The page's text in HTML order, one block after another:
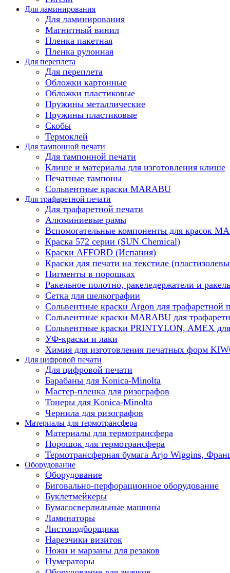
Для ламинирования
Для ламинирования
Магнитный винил
Пленка пакетная
Пленка рулонная
Для переплета
Для переплета
Обложки картонные
Обложки пластиковые
Пружины металлические
Пружины пластиковые
Скобы
Термоклей
Для тампонной печати
Для тампонной печати
Клише и материалы для изготовления клише
Печатные тампоны
Сольвентные краски MARABU
Для трафаретной печати
Для трафаретной печати
Алюминиевые рамы
Вспомогательные компоненты для красок
Краска 572 серии (SUN Chemical)
Краски AFFORD (Испания)
Краски для печати на текстиле
Пигменты в порошках
Ракельное полотно, ракеледержатели и
Сетка для шелкографии
Сольвентные краски Argon для трафаретной
Сольвентные краски MARABU для
Сольвентные краски PRINTYLON, AMEX
УФ-краски и лаки
Химия для изготовления печатных форм
Для цифровой печати
Для цифровой печати
Барабаны для Konica-Minolta
Мастер-пленка для ризографов
Тонеры для Konica-Minolta
Чернила для ризографов
Материалы для термотрансфера
Материалы для термотрансфера
Порошок для термотрансфера
Термотрансферная бумага Arjo Wiggins,
Оборудование
Оборудование
Биговально-перфорационное оборудование
Буклетмейкеры
Бумагосверлильные машины
Ламинаторы
Листоподборщики
Нарезчики визиток
Ножи и марзаны для резаков
Нумераторы